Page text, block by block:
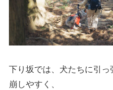
下り坂では、犬たちに引
崩しやすく、